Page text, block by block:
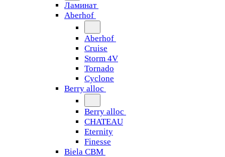
Ламинат
Aberhof
Aberhof
Cruise
Storm 4V
Tornado
Сyclone
Berry alloc
Berry alloc
CHATEAU
Eternity
Finesse
Biela CBM